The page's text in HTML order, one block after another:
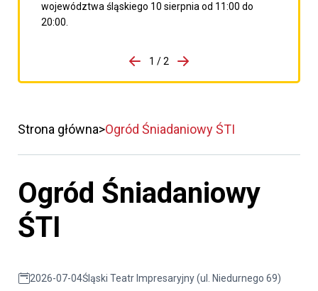
województwa śląskiego 10 sierpnia od 11:00 do
20:00.
porzpedniego komunikatu
1 / 2
Przejdź do następnego
Strona główna Ogród Śniadaniowy ŚTI
Ogród Śniadaniowy
ŚTI
2026-07-04Śląski Teatr Impresaryjny (ul. Niedurnego 69)